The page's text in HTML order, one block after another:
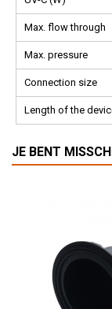
Max. flow through
Max. pressure
Connection size
Length of the
JE BENT